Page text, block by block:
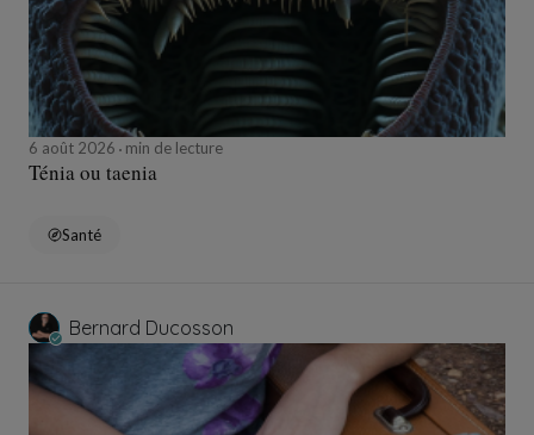
6 août 2026 min de lecture
Ténia ou taenia
Santé
Bernard Ducosson